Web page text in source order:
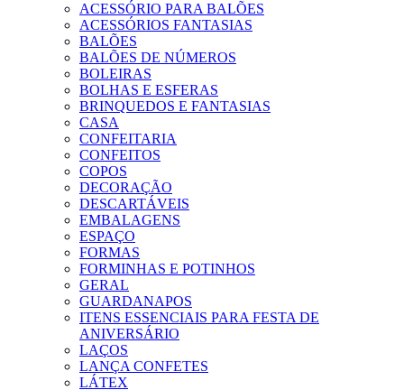
ACESSÓRIO PARA BALÕES
ACESSÓRIOS FANTASIAS
BALÕES
BALÕES DE NÚMEROS
BOLEIRAS
BOLHAS E ESFERAS
BRINQUEDOS E FANTASIAS
CASA
CONFEITARIA
CONFEITOS
COPOS
DECORAÇÃO
DESCARTÁVEIS
EMBALAGENS
ESPAÇO
FORMAS
FORMINHAS E POTINHOS
GERAL
GUARDANAPOS
ITENS ESSENCIAIS PARA FESTA DE
ANIVERSÁRIO
LAÇOS
LANÇA CONFETES
LÁTEX